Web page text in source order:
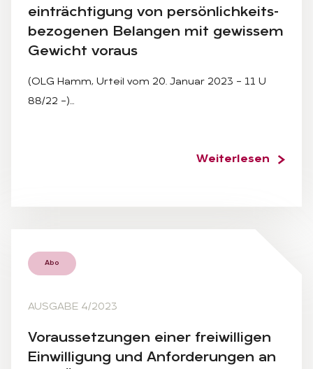
ein­träch­ti­gung von per­sön­lich­keits­
be­zo­ge­nen Be­lan­gen mit ge­wis­sem
Ge­wicht vor­aus
(OLG Hamm, Urteil vom 20. Januar 2023 – 11 U
88/22 –)…
Weiterlesen
Abo
AUSGABE 4/2023
Vor­aus­set­zun­gen ei­ner frei­wil­li­gen
Ein­wil­li­gung und An­for­de­run­gen an